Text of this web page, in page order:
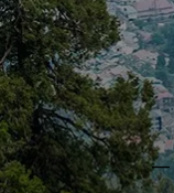
—